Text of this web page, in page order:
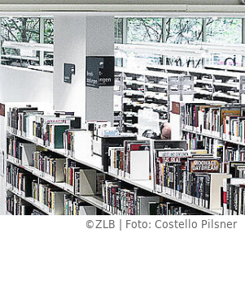
©ZLB | Foto: Costello Pilsner